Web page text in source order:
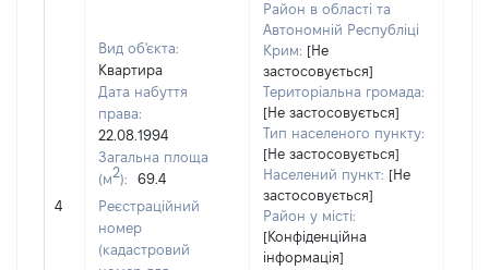
4
Вид об'єкта:
Квартира
Дата набуття
права:
22.08.1994
Загальна площа
(м2):
69.4
Реєстраційний
номер
(кадастровий
Район в області та
Автономній Республіці
Крим: [Не
застосовується]
Територіальна громада:
[Не застосовується]
Тип населеного пункту:
[Не застосовується]
Населений пункт: [Не
застосовується]
Район у місті:
[Конфіденційна
інформація]